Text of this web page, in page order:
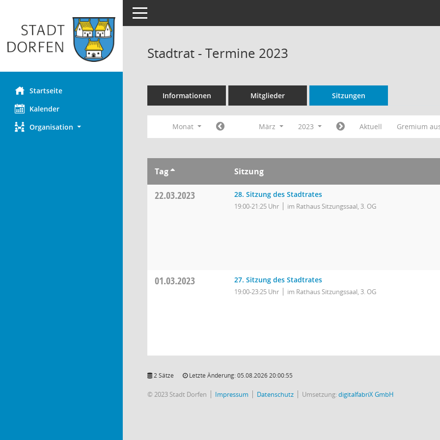
Startseite
Kalender
Organisation
Toggle navigation
Stadtrat - Termine 2023
Informationen Mitglieder Sitzungen
Monat März 2023 Aktuell Gremium
Tag Sitzung
22.03.2023 28. Sitzung des Stadtrates
19:00-21:25 Uhr im Rathaus Sitzungssaal, 3. OG
01.03.2023 27. Sitzung des Stadtrates
19:00-23:25 Uhr im Rathaus Sitzungssaal, 3. OG
2 Sätze Letzte Änderung: 05.08.2026 20:00:55
© 2023 Stadt Dorfen Impressum Datenschutz Umsetzung:digitalfabriX GmbH